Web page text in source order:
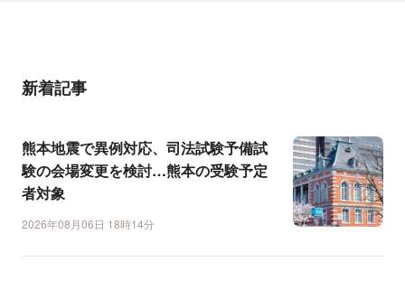
新着記事
熊本地震で異例対応、司法試験予備試
験の会場変更を検討…熊本の受験予定
者対象
2026年08月06日 18時14分